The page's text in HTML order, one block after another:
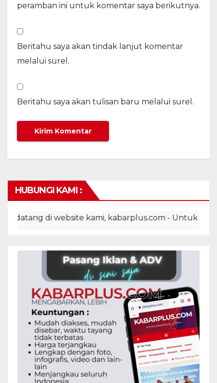
peramban ini untuk komentar saya berikutnya.
Beritahu saya akan tindak lanjut komentar
melalui surel.
Beritahu saya akan tulisan baru melalui surel.
HUBUNGI KAMI :
di website kami, kabarplus.com - Untuk